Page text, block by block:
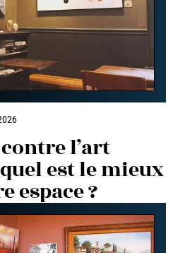
l’art
est le mieux
espace ?